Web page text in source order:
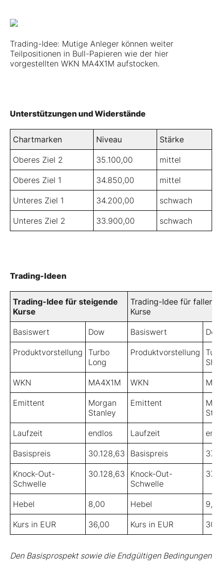
Trading-Idee: Mutige Anleger können weiter
Teilpositionen in Bull-Papieren wie der hier
vorgestellten WKN MA4X1M aufstocken.
Unterstützungen und Widerstände
Chartmarken Niveau Stärke
Oberes Ziel 2 35.100,00 mittel
Oberes Ziel 1 34.850,00 mittel
Unteres Ziel 1 34.200,00 schwach
Unteres Ziel 2 33.900,00 schwach
Trading-Ideen
Trading-Idee für steigende
Kurse
Trading-Idee für
Kurse
Basiswert Dow Basiswert Dow
Produktvorstellung
Turbo
Long
Produktvorstellung
WKN MA4X1M WKN
Emittent
Morgan
Stanley
Emittent
Laufzeit endlos Laufzeit
Basispreis 30.128,63 Basispreis
Knock-Out-
Schwelle
30.128,63
Knock-Out-
Schwelle
Hebel 8,00 Hebel 9,00
Kurs in EUR 36,00 Kurs in EUR
Den Basisprospekt sowie die Endgültigen Bedingungen